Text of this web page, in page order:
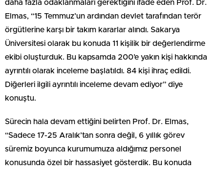
daha fazla odaklanmaları gerektiğini ifade eden Prof. Dr.
Elmas, “15 Temmuz’un ardından devlet tarafından terör
örgütlerine karşı bir takım kararlar alındı. Sakarya
Üniversitesi olarak bu konuda 11 kişilik bir değerlendirme
ekibi oluşturduk. Bu kapsamda 200’e yakın kişi hakkında
ayrıntılı olarak inceleme başlatıldı. 84 kişi ihraç edildi.
Diğerleri ilgili ayrıntılı inceleme devam ediyor” diye
konuştu.
Sürecin hala devam ettiğini belirten Prof. Dr. Elmas,
“Sadece 17-25 Aralık’tan sonra değil, 6 yıllık görev
süremiz boyunca kurumumuza aldığımız personel
konusunda özel bir hassasiyet gösterdik. Bu konuda